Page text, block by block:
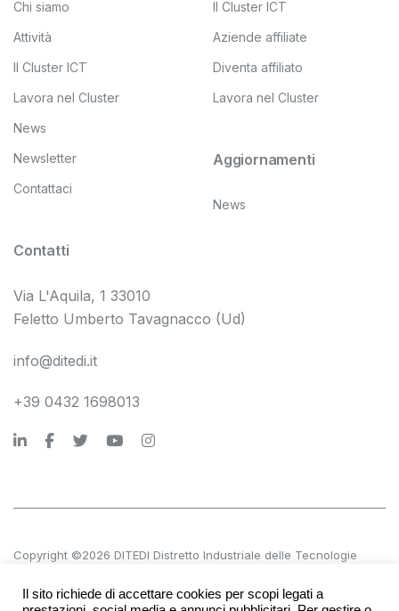
Chi siamo
Attività
Il Cluster ICT
Lavora nel Cluster
News
Newsletter
Contattaci
Il Cluster ICT
Aziende affiliate
Diventa affiliato
Lavora nel Cluster
Aggiornamenti
News
Contatti
Via L'Aquila, 1 33010
Feletto Umberto Tavagnacco (Ud)
info@ditedi.it
+39 0432 1698013
Copyright ©2026 DITEDI Distretto Industriale delle Tecnologie
Il sito richiede di accettare cookies per scopi legati a